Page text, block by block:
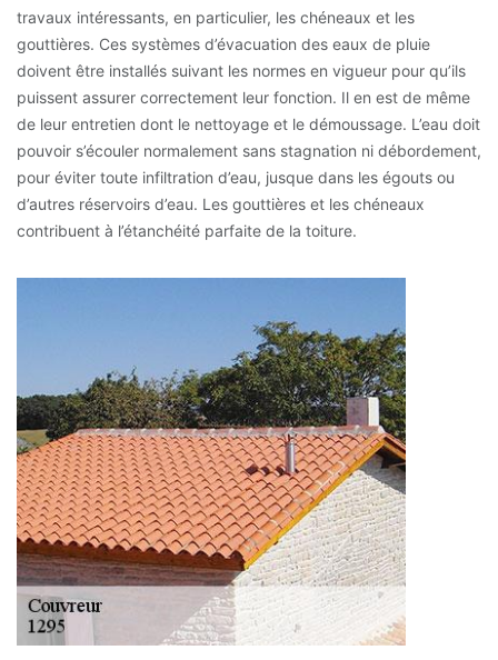
travaux intéressants, en particulier, les chéneaux et les
gouttières. Ces systèmes d’évacuation des eaux de pluie
doivent être installés suivant les normes en vigueur pour qu’ils
puissent assurer correctement leur fonction. Il en est de même
de leur entretien dont le nettoyage et le démoussage. L’eau doit
pouvoir s’écouler normalement sans stagnation ni débordement,
pour éviter toute infiltration d’eau, jusque dans les égouts ou
d’autres réservoirs d’eau. Les gouttières et les chéneaux
contribuent à l’étanchéité parfaite de la toiture.